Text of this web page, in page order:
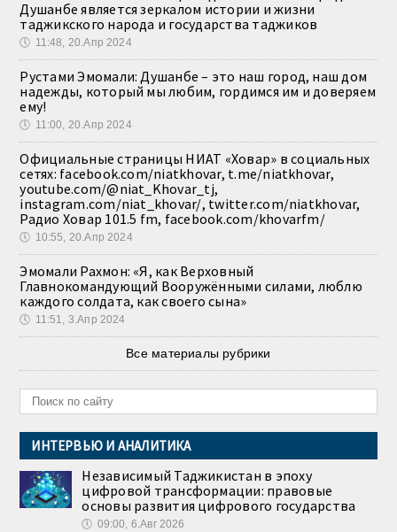
Душанбе является зеркалом истории и жизни
таджикского народа и государства таджиков
🕔 11:48, 20.Апр 2024
Рустами Эмомали: Душанбе – это наш город, наш дом
надежды, который мы любим, гордимся им и доверяем
ему!
🕔 11:00, 20.Апр 2024
Официальные страницы НИАТ «Ховар» в социальных
сетях: facebook.com/niatkhovar, t.me/niatkhovar,
youtube.com/@niat_Khovar_tj,
instagram.com/niat_khovar/, twitter.com/niatkhovar,
Радио Ховар 101.5 fm, facebook.com/khovarfm/
🕔 10:55, 20.Апр 2024
Эмомали Рахмон: «Я, как Верховный
Главнокомандующий Вооружёнными силами, люблю
каждого солдата, как своего сына»
🕔 11:51, 3.Апр 2024
Все материалы рубрики
ИНТЕРВЬЮ И АНАЛИТИКА
Независимый Таджикистан в эпоху
цифровой трансформации: правовые
основы развития цифрового государства
🕔 09:00, 6.Авг 2026